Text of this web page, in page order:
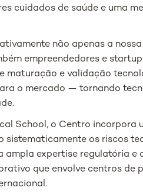
cuidados de saúde e uma
não apenas a
empreendedores e
maturação e validação
o mercado — tornando
School, o Centro incorpora
os riscos
expertise regulatória e
que envolve centros de